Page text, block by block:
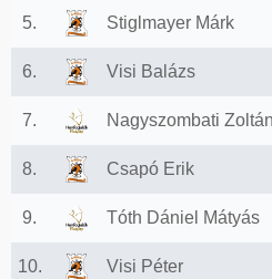
5. Stiglmayer Márk
6. Visi Balázs
7. Nagyszombati Zoltán
8. Csapó Erik
9. Tóth Dániel Mátyás
10. Visi Péter